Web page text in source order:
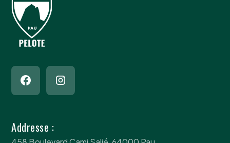
Addresse :